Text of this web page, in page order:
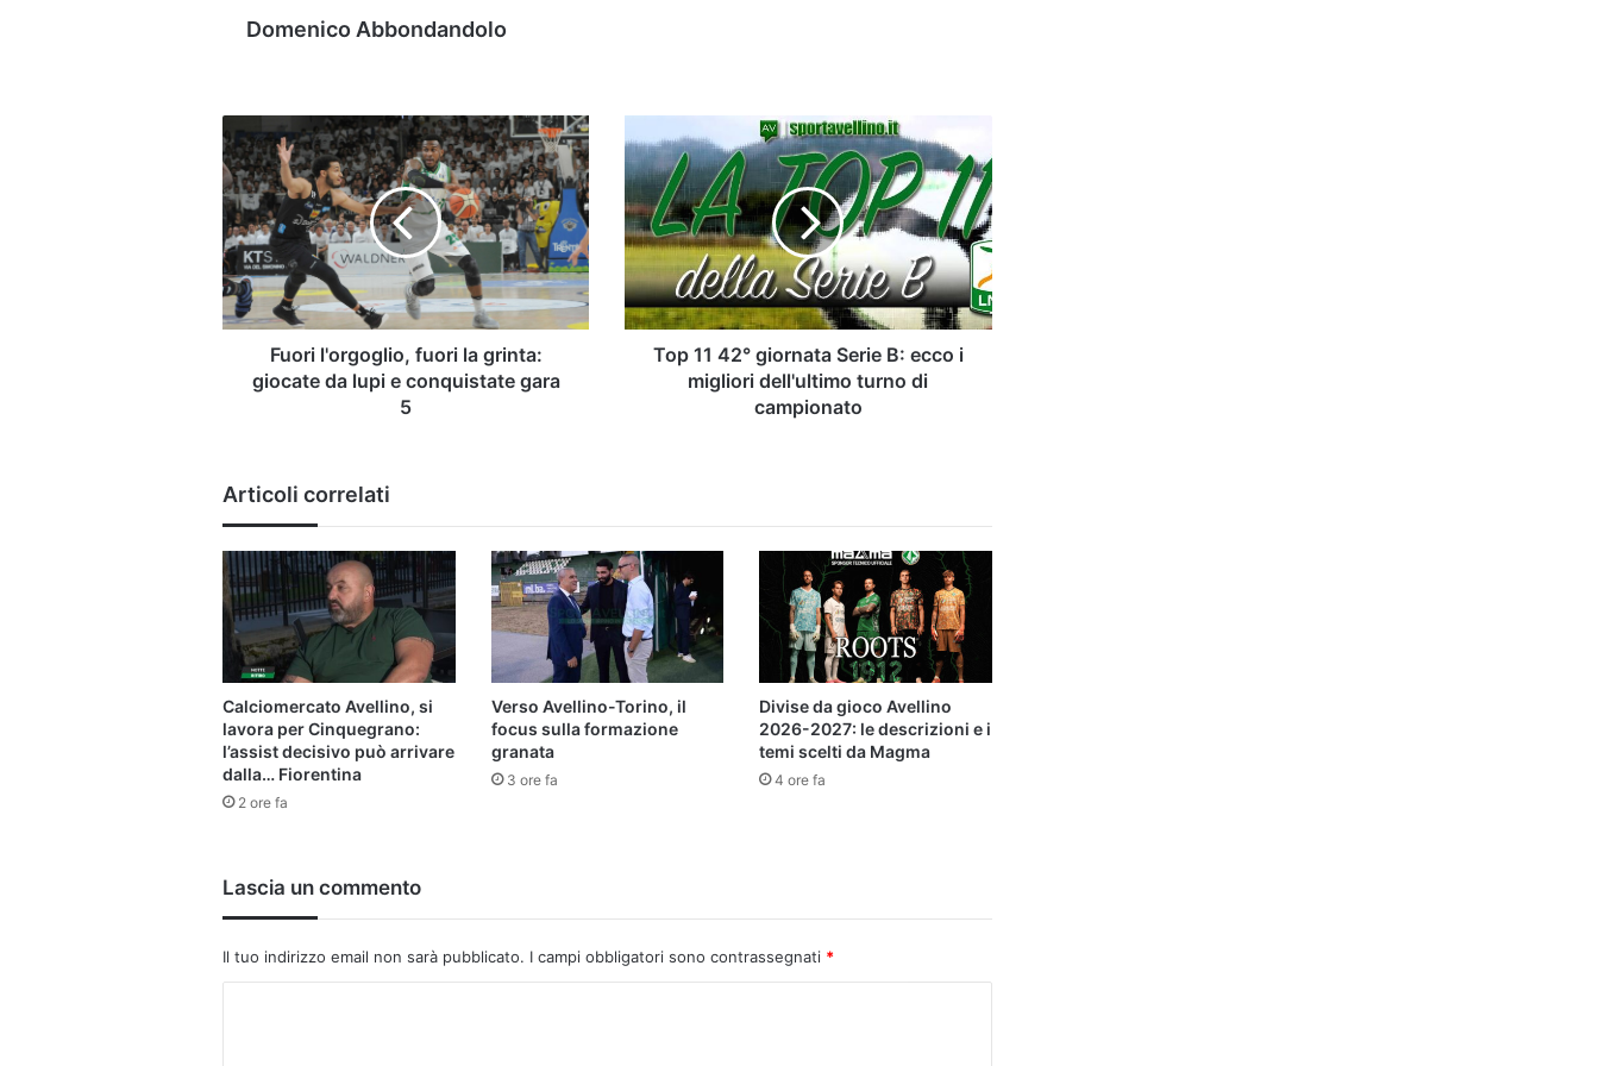
Domenico Abbondandolo
Fuori
l'orgoglio,
fuori
la
grinta:
giocate
da
lupi
e
conquistate
gara
Fuori l'orgoglio, fuori la grinta:
giocate da lupi e conquistate gara
5
11
42°
giornata
Serie
B:
ecco
i
migliori
dell'ultimo
Top 11 42° giornata Serie B: ecco i
migliori dell'ultimo turno di
campionato
Articoli correlati
Calciomercato Avellino, si
lavora per Cinquegrano:
l’assist decisivo può arrivare
dalla… Fiorentina
2 ore fa
Verso Avellino-Torino, il
focus sulla formazione
granata
3 ore fa
Divise da gioco Avellino
2026-2027: le descrizioni e i
temi scelti da Magma
4 ore fa
Lascia un commento
Il tuo indirizzo email non sarà pubblicato. I campi obbligatori sono contrassegnati *